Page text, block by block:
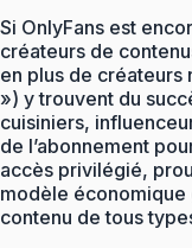
Si OnlyFans est
créateurs de
en plus de créateurs
») y trouvent du
cuisiniers,
de l’abonnement
accès privilégié,
modèle
contenu de tous